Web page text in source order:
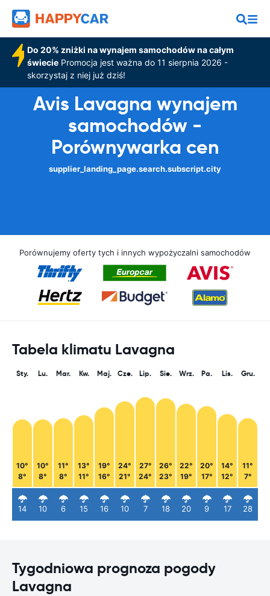
Do 20% zniżki na wynajem samochodów na całym
świeciePromocja jest ważna do 11 sierpnia 2026 -
skorzystaj z niej już dziś!
Avis Lavagna wynajem
samochodów -
Porównywarka cen
supplier_landing_page.search.subscript.city
Porównujemy oferty tych i innych wypożyczalni samochodów
Tabela klimatu Lavagna
Sty.
10°
8°
14
Lu.
10°
8°
10
Mar.
11°
8°
6
Kw.
13°
11°
15
Maj.
19°
16°
16
Cze.
24°
21°
10
Lip.
27°
24°
7
Sie.
26°
23°
18
Wrz.
22°
19°
20
Pa.
20°
17°
9
Lis.
14°
12°
17
Gru.
11°
7°
28
Tygodniowa prognoza pogody
Lavagna